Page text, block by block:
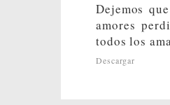
Dejemos
amores
todos los
Descargar